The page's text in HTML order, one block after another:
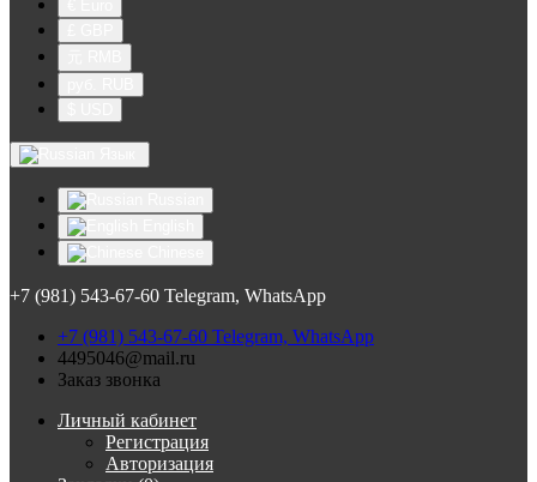
+7 (981) 543-67-60 Telegram, WhatsApp
+7 (981) 543-67-60 Telegram, WhatsApp
4495046@mail.ru
Заказ звонка
Личный кабинет
Регистрация
Авторизация